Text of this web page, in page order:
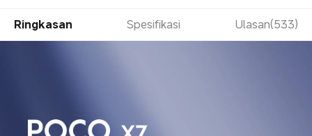
Ringkasan Spesifikasi Ulasan(533)